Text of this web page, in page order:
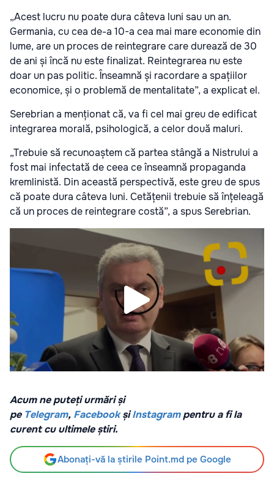
„Acest lucru nu poate dura câteva luni sau un an.
Germania, cu cea de-a 10-a cea mai mare economie din
lume, are un proces de reintegrare care durează de 30
de ani și încă nu este finalizat. Reintegrarea nu este
doar un pas politic. Înseamnă și racordare a spațiilor
economice, și o problemă de mentalitate”, a explicat el.
Serebrian a menționat că, va fi cel mai greu de edificat
integrarea morală, psihologică, a celor două maluri.
„Trebuie să recunoaștem că partea stângă a Nistrului a
fost mai infectată de ceea ce înseamnă propaganda
kremlinistă. Din această perspectivă, este greu de spus
că poate dura câteva luni. Cetățenii trebuie să înțeleagă
că un proces de reintegrare costă”, a spus Serebrian.
Acum ne puteți urmări și
pe Telegram, Facebook șiInstagrampentru a fi la
curent cu ultimele știri.
Abonați-vă la știrile Point.md pe Google